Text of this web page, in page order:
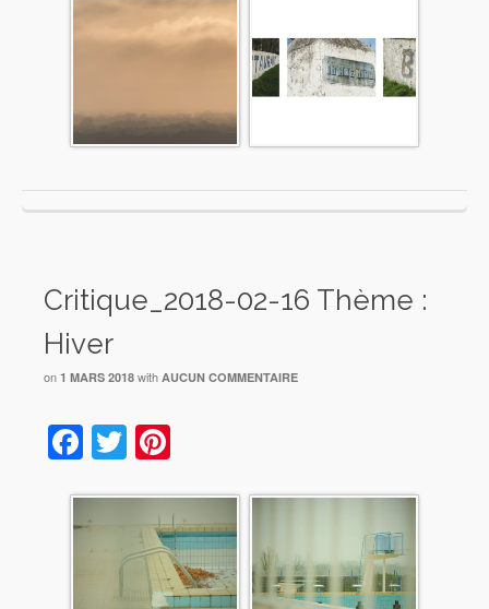
Critique_2018-02-16 Thème :
Hiver
on 1 MARS 2018 with AUCUN COMMENTAIRE
Facebook
Twitter